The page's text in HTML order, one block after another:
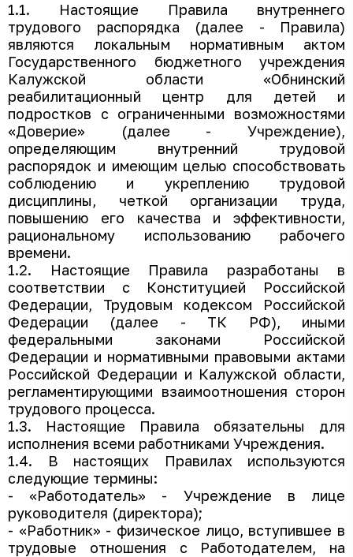
1.1. Настоящие Правила внутреннего
трудового распорядка (далее - Правила)
являются локальным нормативным актом
Государственного бюджетного учреждения
Калужской области «Обнинский
реабилитационный центр для детей и
подростков с ограниченными возможностями
«Доверие» (далее - Учреждение),
определяющим внутренний трудовой
распорядок и имеющим целью способствовать
соблюдению и укреплению трудовой
дисциплины, четкой организации труда,
повышению его качества и эффективности,
рациональному использованию рабочего
времени.
1.2. Настоящие Правила разработаны в
соответствии с Конституцией Российской
Федерации, Трудовым кодексом Российской
Федерации (далее - ТК РФ), иными
федеральными законами Российской
Федерации и нормативными правовыми актами
Российской Федерации и Калужской области,
регламентирующими взаимоотношения сторон
трудового процесса.
1.3. Настоящие Правила обязательны для
исполнения всеми работниками Учреждения.
1.4. В настоящих Правилах используются
следующие термины:
- «Работодатель» - Учреждение в лице
руководителя (директора);
- «Работник» - физическое лицо, вступившее в
трудовые отношения с Работодателем, на